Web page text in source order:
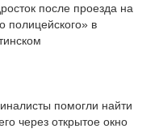
после проезда на
полицейского» в
помогли найти
через открытое окно